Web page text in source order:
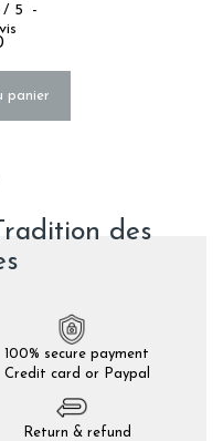
/ 5
-
panier
des
100% secure payment
Credit card or Paypal
Return & refund